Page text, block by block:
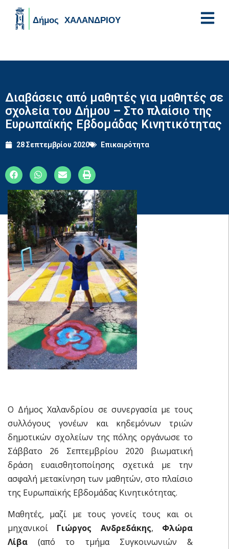
Διαβάσεις από μαθητές για μαθητές σε
σχολεία του Δήμου – Στο πλαίσιο της
Ευρωπαϊκής Εβδομάδας Κινητικότητας
28 Σεπτεμβρίου 2020 Επικαιρότητα
Ο Δήμος Χαλανδρίου σε συνεργασία με τους
συλλόγους γονέων και κηδεμόνων τριών
δημοτικών σχολείων της πόλης οργάνωσε το
Σάββατο 26 Σεπτεμβρίου 2020 βιωματική
δράση ευαισθητοποίησης σχετικά με την
ασφαλή μετακίνηση των μαθητών, στο πλαίσιο
της Ευρωπαϊκής Εβδομάδας Κινητικότητας.
Μαθητές, μαζί με τους γονείς τους και οι
μηχανικοί Γιώργος Ανδρεδάκης, Φλώρα
Λίβα (από το τμήμα Συγκοινωνιών &